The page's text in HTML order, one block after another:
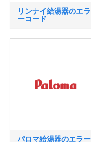
リンナイ給湯器のエラ
ーコード
パロマ給湯器のエラー